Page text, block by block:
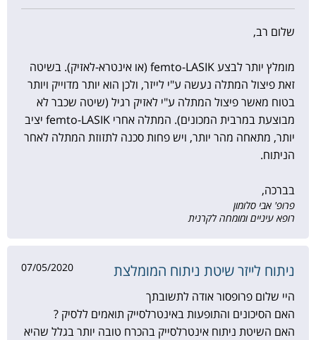
שלום רב,
מומלץ יותר לבצע femto-LASIK (או אינטרא-לאזיק). בשיטה
זאת פיצול המתלה נעשה ע"י לייזר, ולכן הוא יותר מדוייק ויותר
בטוח מאשר פיצול המתלה ע"י לאזיק רגיל (שיטה שכבר לא
מבוצעת במרבית המכונים). המתלה אחרי femto-LASIK יציב
יותר, מתאחה מהר יותר, ויש פחות סכנה לתזוזת המתלה לאחר
הניתוח.
בברכה,
פרופ' אבי סלומון
רופא עיניים ומומחה לקרנית
ניתוח לייזר שיטת ניתוח המומלצת 07/05/2020
היי שלום פרופסור אודה לתשובתך
האם הסיכונים והתופעות באינטרלסייק תואמים ללסיק ?
האם השיטת ניתוח אינטרלסייק בהכרח טובה יותר בגלל שהיא